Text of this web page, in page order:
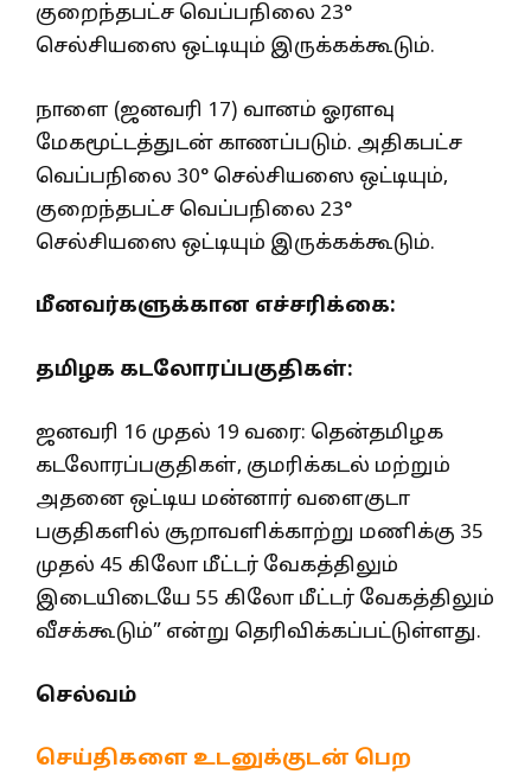
குறைந்தபட்ச வெப்பநிலை 23°
செல்சியஸை ஒட்டியும் இருக்கக்கூடும்.
நாளை (ஜனவரி 17) வானம் ஓரளவு
மேகமூட்டத்துடன் காணப்படும். அதிகபட்ச
வெப்பநிலை 30° செல்சியஸை ஒட்டியும்,
குறைந்தபட்ச வெப்பநிலை 23°
செல்சியஸை ஒட்டியும் இருக்கக்கூடும்.
மீனவர்களுக்கான எச்சரிக்கை:
தமிழக கடலோரப்பகுதிகள்:
ஜனவரி 16 முதல் 19 வரை: தென்தமிழக
கடலோரப்பகுதிகள், குமரிக்கடல் மற்றும்
அதனை ஒட்டிய மன்னார் வளைகுடா
பகுதிகளில் சூறாவளிக்காற்று மணிக்கு 35
முதல் 45 கிலோ மீட்டர் வேகத்திலும்
இடையிடையே 55 கிலோ மீட்டர் வேகத்திலும்
வீசக்கூடும்” என்று தெரிவிக்கப்பட்டுள்ளது.
செல்வம்
செய்திகளை உடனுக்குடன் பெற